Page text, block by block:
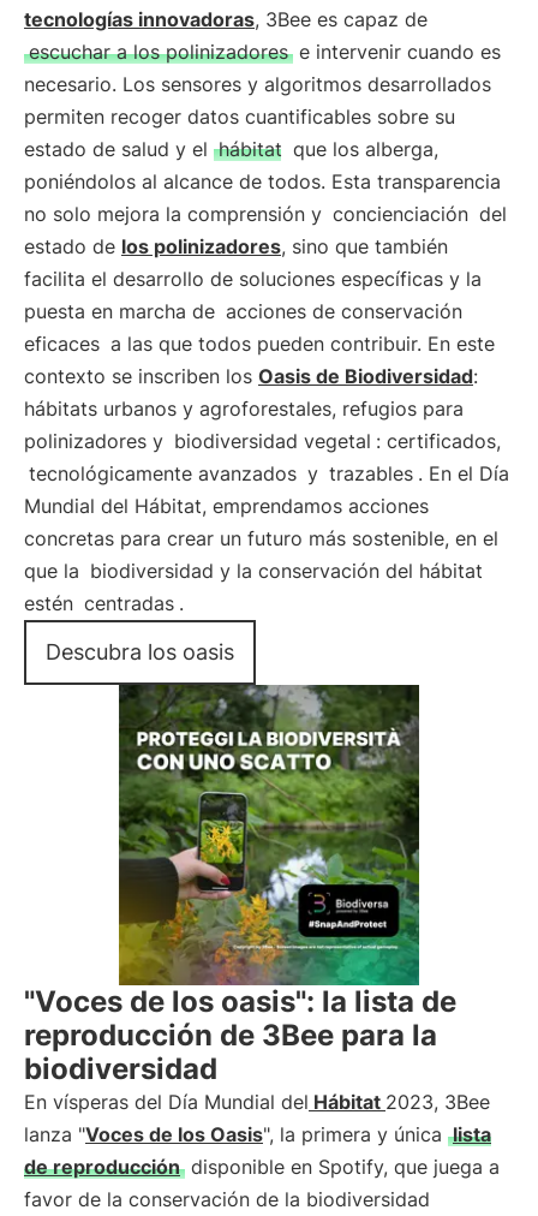
tecnologías innovadoras, 3Bee es capaz de
escuchar a los polinizadores e intervenir cuando es
necesario. Los sensores y algoritmos desarrollados
permiten recoger datos cuantificables sobre su
estado de salud y el hábitat que los alberga,
poniéndolos al alcance de todos. Esta transparencia
no solo mejora la comprensión y concienciación del
estado de los polinizadores, sino que también
facilita el desarrollo de soluciones específicas y la
puesta en marcha de acciones de conservación
eficaces a las que todos pueden contribuir. En este
contexto se inscriben los Oasis de Biodiversidad:
hábitats urbanos y agroforestales, refugios para
polinizadores y biodiversidad vegetal : certificados,
tecnológicamente avanzados y trazables . En el Día
Mundial del Hábitat, emprendamos acciones
concretas para crear un futuro más sostenible, en el
que la biodiversidad y la conservación del hábitat
estén centradas .
Descubra los oasis
"Voces de los oasis": la lista de
reproducción de 3Bee para la
biodiversidad
En vísperas del Día Mundial del Hábitat 2023, 3Bee
lanza "Voces de los Oasis", la primera y única lista
de reproducción disponible en Spotify, que juega a
favor de la conservación de la biodiversidad